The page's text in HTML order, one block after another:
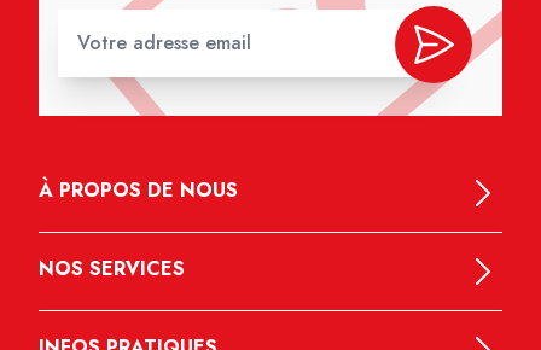
À PROPOS DE NOUS
NOS SERVICES